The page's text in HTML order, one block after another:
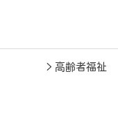
高齢者福祉